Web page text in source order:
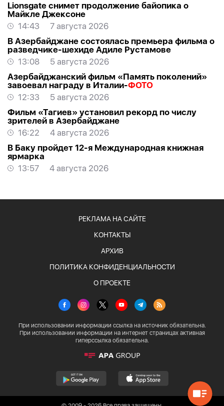
Lionsgate снимет продолжение байопика о
Майкле Джексоне
14:43
7 августа 2026
В Азербайджане состоялась премьера фильма о
разведчике-шехиде Адиле Рустамове
13:08
5 августа 2026
Азербайджанский фильм «Память поколений»
завоевал награду в Италии-ФОТО
12:33
5 августа 2026
Фильм «Тагиев» установил рекорд по числу
зрителей в Азербайджане
16:22
4 августа 2026
В Баку пройдет 12-я Международная книжная
ярмарка
13:57
4 августа 2026
РЕКЛАМА НА САЙТЕ
КОНТАКТЫ
АРХИВ
ПОЛИТИКА КОНФИДЕНЦИАЛЬНОСТИ
О ПРОЕКТЕ
При использовании информации ссылка на источник обязательна.
При использовании информации на интернет страницах активная
гиперссылка обязательна.